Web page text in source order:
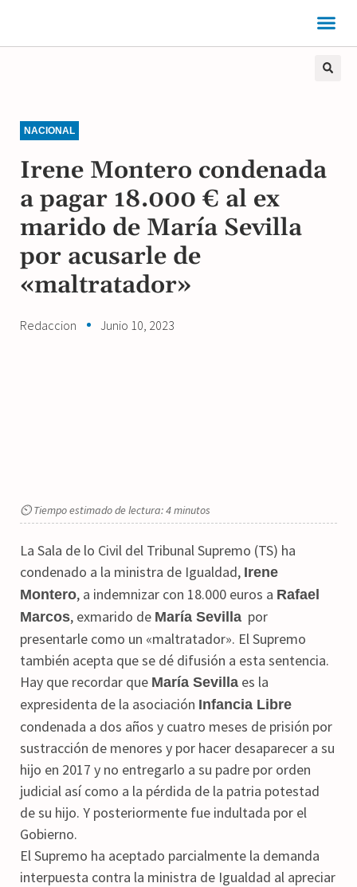
NACIONAL
Irene Montero condenada
a pagar 18.000 € al ex
marido de María Sevilla
por acusarle de
«maltratador»
Redaccion Junio 10, 2023
⏲ Tiempo estimado de lectura: 4 minutos
La Sala de lo Civil del Tribunal Supremo (TS) ha
condenado a la ministra de Igualdad, Irene
Montero, a indemnizar con 18.000 euros a Rafael
Marcos, exmarido de María Sevilla por
presentarle como un «maltratador». El Supremo
también acepta que se dé difusión a esta sentencia.
Hay que recordar que María Sevilla es la
expresidenta de la asociación Infancia Libre
condenada a dos años y cuatro meses de prisión por
sustracción de menores y por hacer desaparecer a su
hijo en 2017 y no entregarlo a su padre por orden
judicial así como a la pérdida de la patria potestad
de su hijo. Y posteriormente fue indultada por el
Gobierno.
El Supremo ha aceptado parcialmente la demanda
interpuesta contra la ministra de Igualdad al apreciar